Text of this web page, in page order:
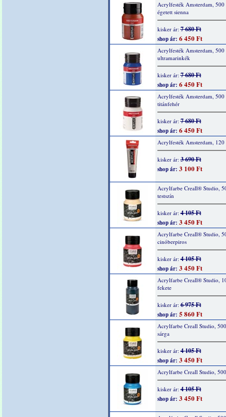
Acrylfesték Amsterdam, 500
égetett sienna
kisker ár:7 680 Ft
shop ár: 6 450 Ft
Acrylfesték Amsterdam, 500
ultramarinkék
kisker ár:7 680 Ft
shop ár: 6 450 Ft
Acrylfesték Amsterdam, 500
titánfehér
kisker ár:7 680 Ft
shop ár: 6 450 Ft
Acrylfesték Amsterdam, 120
kisker ár:3 690 Ft
shop ár: 3 100 Ft
Acrylfarbe Creall® Studio,
testszín
kisker ár:4 105 Ft
shop ár: 3 450 Ft
Acrylfarbe Creall® Studio,
cinóberpiros
kisker ár:4 105 Ft
shop ár: 3 450 Ft
Acrylfarbe Creall® Studio,
fekete
kisker ár:6 975 Ft
shop ár: 5 860 Ft
Acrylfarbe Creall Studio,
sárga
kisker ár:4 105 Ft
shop ár: 3 450 Ft
Acrylfarbe Creall Studio,
kisker ár:4 105 Ft
shop ár: 3 450 Ft